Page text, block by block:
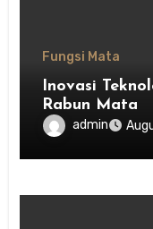
Fungsi Mata
Inovasi
Rabun Mata
admin